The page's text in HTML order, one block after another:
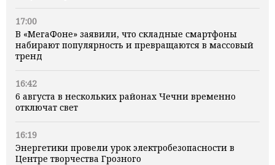
17:00
В «МегаФоне» заявили, что складные смартфоны
набирают популярность и превращаются в массовый
тренд
16:42
6 августа в нескольких районах Чечни временно
отключат свет
16:19
Энергетики провели урок электробезопасности в
Центре творчества Грозного